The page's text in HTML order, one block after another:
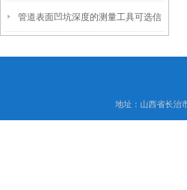
参数！
管道表面凹坑深度的测量工具可选信
地址：山西省长治